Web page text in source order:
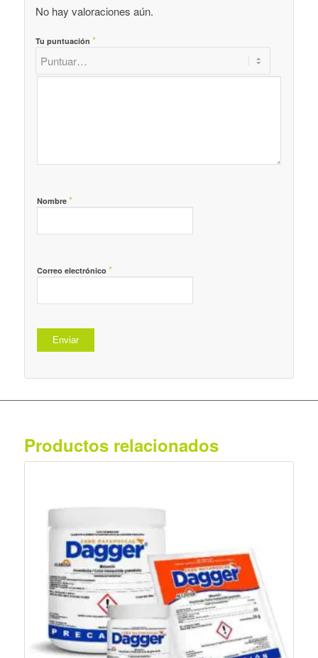
No hay valoraciones aún.
Tu puntuación *
Nombre *
Correo electrónico *
Productos relacionados